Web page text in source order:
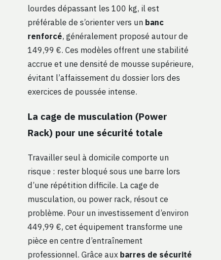
lourdes dépassant les 100 kg, il est
préférable de s’orienter vers un banc
renforcé, généralement proposé autour de
149,99 €. Ces modèles offrent une stabilité
accrue et une densité de mousse supérieure,
évitant l’affaissement du dossier lors des
exercices de poussée intense.
La cage de musculation (Power
Rack) pour une sécurité totale
Travailler seul à domicile comporte un
risque : rester bloqué sous une barre lors
d’une répétition difficile. La cage de
musculation, ou power rack, résout ce
problème. Pour un investissement d’environ
449,99 €, cet équipement transforme une
pièce en centre d’entraînement
professionnel. Grâce aux barres de sécurité